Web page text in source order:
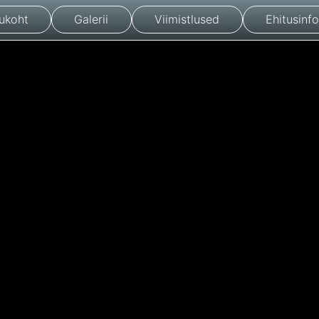
Galerii Viimistlused Ehitusinfo